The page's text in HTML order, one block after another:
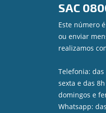
SAC
Este número
ou enviar
realizamos
Telefonia:
sexta e das
domingos e
Whatsapp: